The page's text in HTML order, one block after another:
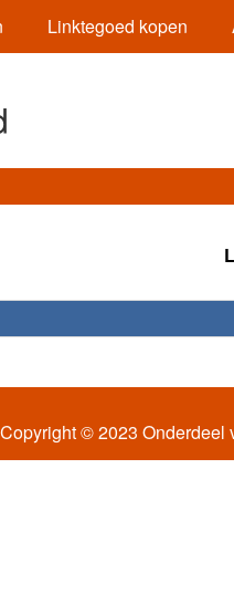
Linktegoed kopen
Copyright © 2023 Onderdeel